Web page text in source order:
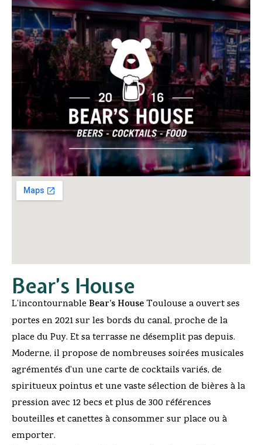
Bear’s House
L’incontournableBear’s HouseToulouse a ouvert ses
portes en 2021 sur les bords du canal, proche de la
place du Puy. Et sa terrasse ne désemplit pas depuis.
Moderne, il propose de nombreuses soirées musicales
agrémentés d’un une carte de cocktails variés, de
spiritueux pointus et une vaste sélection de bières à la
pression avec 12 becs et plus de 300 références
bouteilles et canettes à consommer sur place ou à
emporter.